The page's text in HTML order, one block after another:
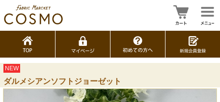
NEW
ダルメシアンソフトジョーゼット